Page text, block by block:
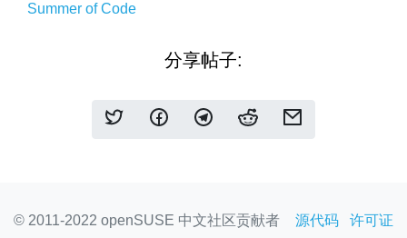
Summer of Code
分享帖子:
© 2011-2022 openSUSE 中文社区贡献者 源代码 许可证